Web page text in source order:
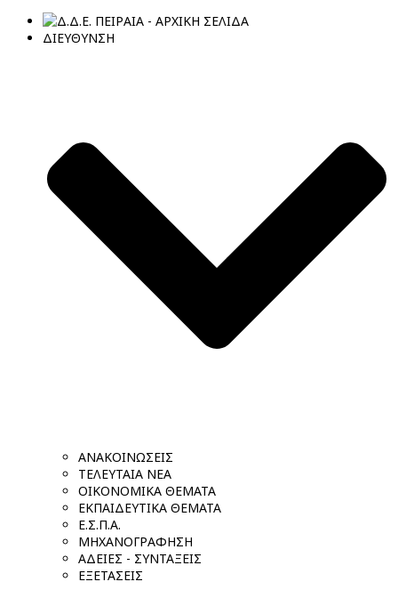
ΔΙΕΥΘΥΝΣΗ
ΑΝΑΚΟΙΝΩΣΕΙΣ
ΤΕΛΕΥΤΑΙΑ ΝΕΑ
ΟΙΚΟΝΟΜΙΚΑ ΘΕΜΑΤΑ
ΕΚΠΑΙΔΕΥΤΙΚΑ ΘΕΜΑΤΑ
Ε.Σ.Π.Α.
ΜΗΧΑΝΟΓΡΑΦΗΣΗ
ΑΔΕΙΕΣ - ΣΥΝΤΑΞΕΙΣ
ΕΞΕΤΑΣΕΙΣ